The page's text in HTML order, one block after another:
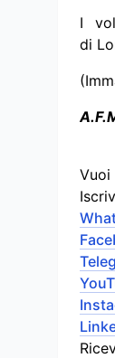
I
di
Vuoi